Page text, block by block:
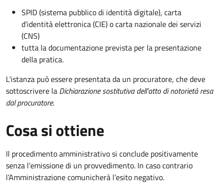
SPID (sistema pubblico di identità digitale), carta
d’identità elettronica (CIE) o carta nazionale dei servizi
(CNS)
tutta la documentazione prevista per la presentazione
della pratica.
L'istanza può essere presentata da un procuratore, che deve
sottoscrivere la Dichiarazione sostitutiva dell'atto di notorietà resa
dal procuratore.
Cosa si ottiene
Il procedimento amministrativo si conclude positivamente
senza l’emissione di un provvedimento. In caso contrario
l’Amministrazione comunicherà l’esito negativo.